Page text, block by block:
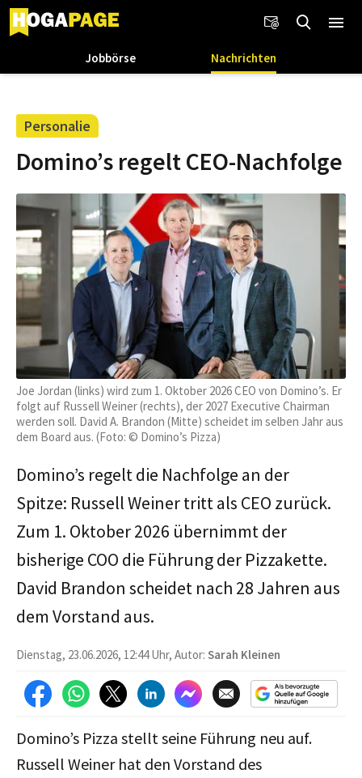
Jobbörse Nachrichten
Personalie
Domino’s regelt CEO-Nachfolge
Joe Jordan (links) wird zum 1. Oktober 2026 CEO von Domino’s. Er
folgt auf Russell Weiner (rechts), der 2027 Executive Chairman
werden soll. David A. Brandon (Mitte) scheidet im selben Jahr aus
dem Board aus. (Foto: © Domino’s Pizza)
Domino’s regelt die Nachfolge an der
Spitze: Russell Weiner tritt als CEO zurück.
Zum 1. Oktober 2026 übernimmt der
bisherige COO die Führung der Pizzakette.
David Brandon scheidet nach 28 Jahren aus
dem Vorstand aus.
Dienstag, 23.06.2026, 12:44 Uhr, Autor: Sarah Kleinen
Domino’s Pizza stellt seine Führung neu auf.
Russell Weiner hat den Vorstand des